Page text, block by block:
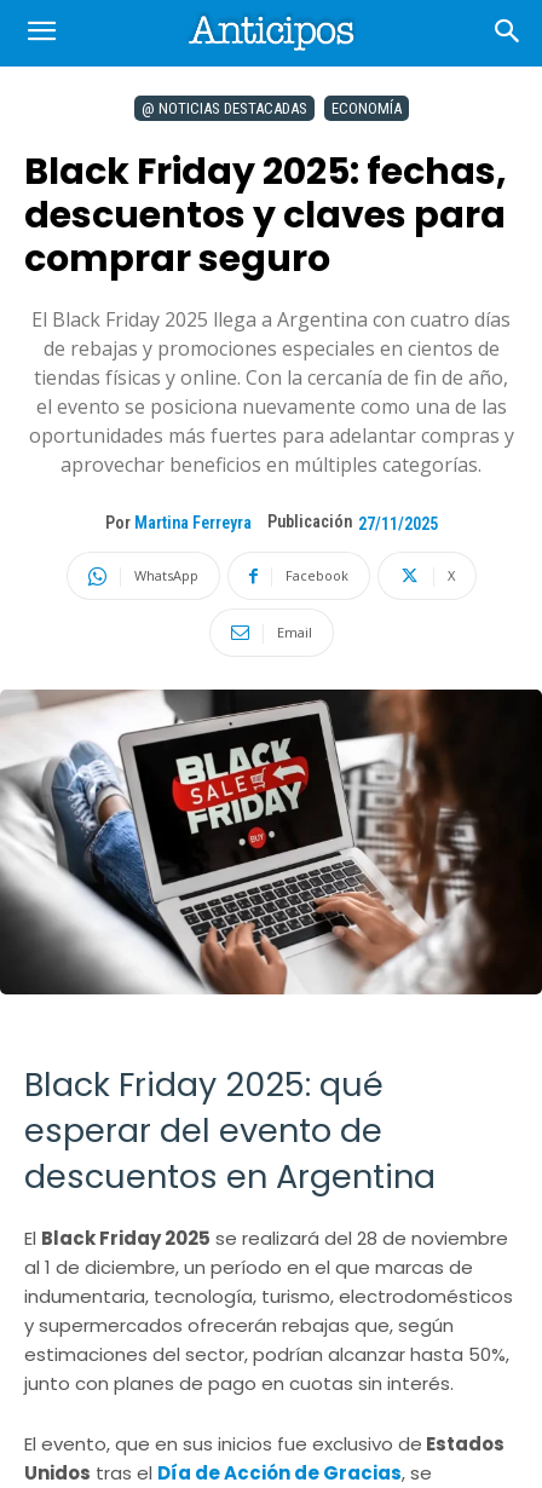
@ NOTICIAS DESTACADAS ECONOMÍA
Black Friday 2025: fechas,
descuentos y claves para
comprar seguro
El Black Friday 2025 llega a Argentina con cuatro días
de rebajas y promociones especiales en cientos de
tiendas físicas y online. Con la cercanía de fin de año,
el evento se posiciona nuevamente como una de las
oportunidades más fuertes para adelantar compras y
aprovechar beneficios en múltiples categorías.
Por Martina Ferreyra Publicación 27/11/2025
WhatsApp Facebook X
Email
Black Friday 2025: qué
esperar del evento de
descuentos en Argentina
El Black Friday 2025 se realizará del 28 de noviembre
al 1 de diciembre, un período en el que marcas de
indumentaria, tecnología, turismo, electrodomésticos
y supermercados ofrecerán rebajas que, según
estimaciones del sector, podrían alcanzar hasta 50%,
junto con planes de pago en cuotas sin interés.
El evento, que en sus inicios fue exclusivo de Estados
Unidos tras el Día de Acción de Gracias, se